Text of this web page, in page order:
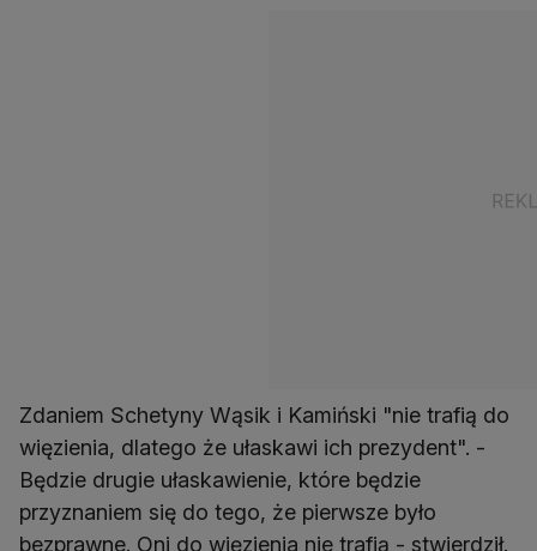
Zdaniem Schetyny Wąsik i Kamiński "nie trafią do
więzienia, dlatego że ułaskawi ich prezydent". -
Będzie drugie ułaskawienie, które będzie
przyznaniem się do tego, że pierwsze było
bezprawne. Oni do więzienia nie trafią - stwierdził.